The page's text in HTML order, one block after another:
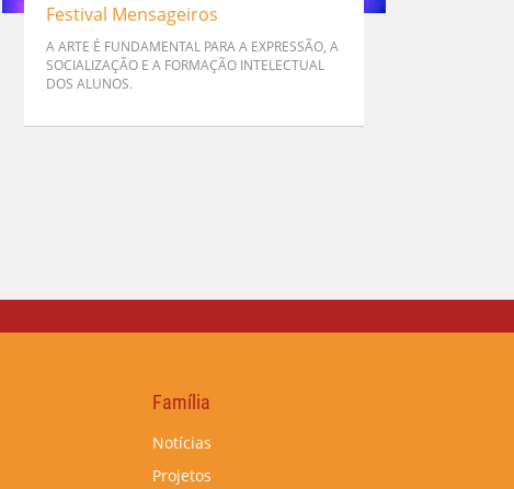
Festival Mensageiros
A ARTE É FUNDAMENTAL PARA A EXPRESSÃO, A
SOCIALIZAÇÃO E A FORMAÇÃO INTELECTUAL
DOS ALUNOS.
Família
Notícias
Projetos